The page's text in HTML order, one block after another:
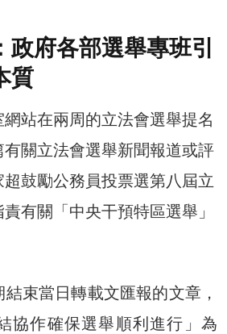
府各部選舉專班引
質
站在兩周的立法會選舉提名
關立法會選舉新聞報道或評
鼓勵公務員投票選第八屆立
有關「中央干預特區選舉」
束當日轉載文匯報的文章，
協作確保選舉順利進行」為